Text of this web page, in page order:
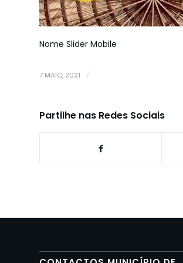
Nome Slider Mobile
7 MAIO, 2021 /
Partilhe nas Redes Sociais